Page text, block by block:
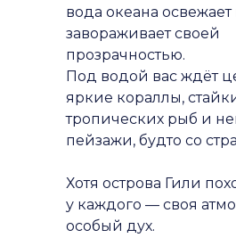
вода океана освежает
завораживает своей
прозрачностью.
Под водой вас ждёт
яркие кораллы,
тропических рыб и
пейзажи, будто со
Хотя острова Гили
у каждого — своя
особый дух.